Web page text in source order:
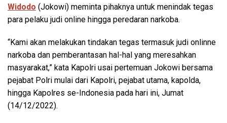
Widodo (Jokowi) meminta pihaknya untuk menindak tegas
para pelaku judi online hingga peredaran narkoba.
“Kami akan melakukan tindakan tegas termasuk judi onlinne
narkoba dan pemberantasan hal-hal yang meresahkan
masyarakat,” kata Kapolri usai pertemuan Jokowi bersama
pejabat Polri mulai dari Kapolri, pejabat utama, kapolda,
hingga Kapolres se-Indonesia pada hari ini, Jumat
(14/12/2022).